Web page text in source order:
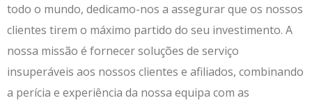
todo o mundo, dedicamo-nos a assegurar que os nossos
clientes tirem o máximo partido do seu investimento. A
nossa missão é fornecer soluções de serviço
insuperáveis aos nossos clientes e afiliados, combinando
a perícia e experiência da nossa equipa com as